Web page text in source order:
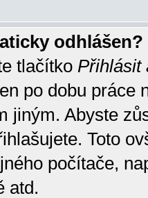
odhlášen?
tlačítko Přihlásit
po dobu práce
jiným. Abyste
Toto
počítače,
atd.